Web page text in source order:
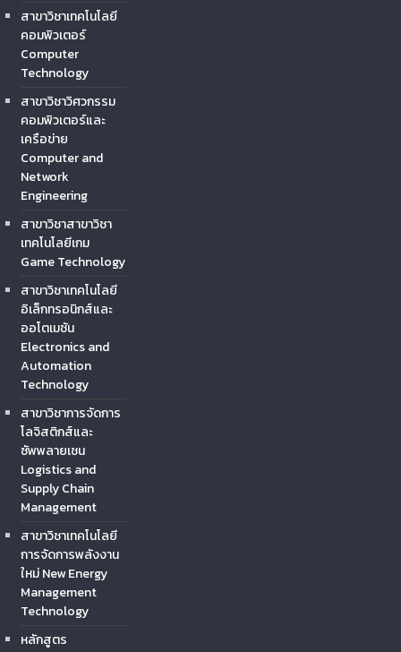
สาขาวิชาเทคโนโลยี
คอมพิวเตอร์
Computer
Technology
สาขาวิชาวิศวกรรม
คอมพิวเตอร์และ
เครือข่าย
Computer and
Network
Engineering
สาขาวิชาสาขาวิชา
เทคโนโลยีเกม
Game Technology
สาขาวิชาเทคโนโลยี
อิเล็กทรอนิกส์และ
ออโตเมชัน
Electronics and
Automation
Technology
สาขาวิชาการจัดการ
โลจิสติกส์และ
ซัพพลายเชน
Logistics and
Supply Chain
Management
สาขาวิชาเทคโนโลยี
การจัดการพลังงาน
ใหม่ New Energy
Management
Technology
หลักสูตร